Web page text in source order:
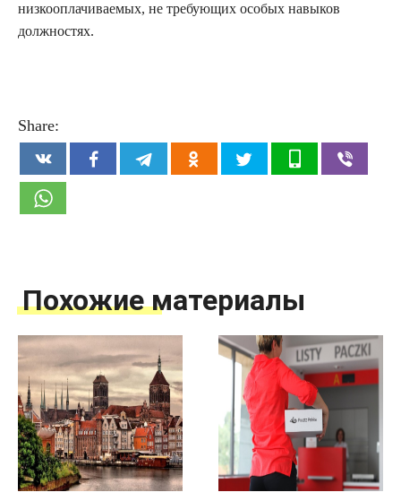
низкооплачиваемых, не требующих особых навыков
должностях.
Share:
Похожие материалы